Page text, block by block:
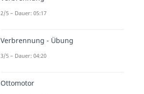
ist also
keineZustandsgröße
Energie Zustandsgrößen. Die
2/5 – Dauer: 05:17
Verbrennung - Übung
3/5 – Dauer: 04:20
Ottomotor